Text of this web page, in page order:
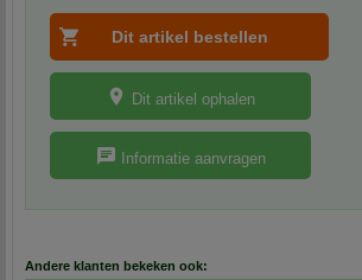
Dit artikel ophalen
Informatie aanvragen
Andere klanten bekeken ook: